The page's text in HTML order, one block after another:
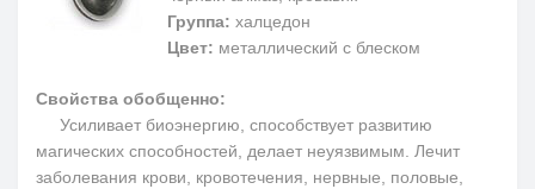
Группа: халцедон
Цвет: металлический с блеском
Свойства обобщенно:
Усиливает биоэнергию, способствует развитию
магических способностей, делает неуязвимым. Лечит
заболевания крови, кровотечения, нервные, половые,